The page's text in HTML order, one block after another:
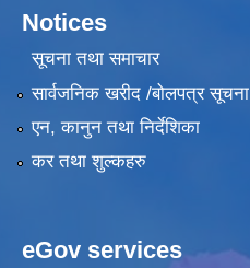
Notices
सूचना तथा समाचार
सार्वजनिक खरीद /बोलपत्र सूचना
एन, कानुन तथा निर्देशिका
कर तथा शुल्कहरु
eGov services